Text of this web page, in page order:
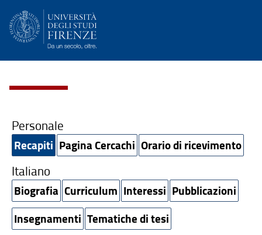
Personale
Recapiti Pagina Cercachi Orario di ricevimento
Italiano
Biografia Curriculum Interessi Pubblicazioni
Insegnamenti Tematiche di tesi